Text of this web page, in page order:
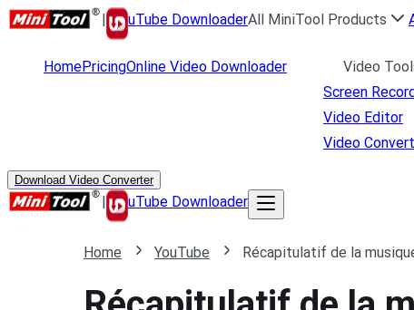
| uTube DownloaderAll MiniTool Products
HomePricingOnline Video Downloader
Video
Screen
Video Editor
Video
Download Video Converter
| uTube Downloader
Home YouTube Récapitulatif de la